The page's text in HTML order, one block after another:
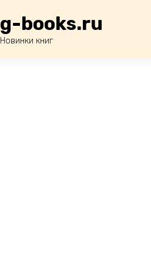
g-books.ru
Новинки книг